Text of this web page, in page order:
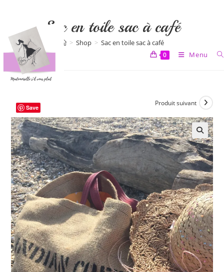
content
0 Menu
Sac en toile sac à café
> Shop > Sac en toile sac à café
Produit suivant
Save
🔍